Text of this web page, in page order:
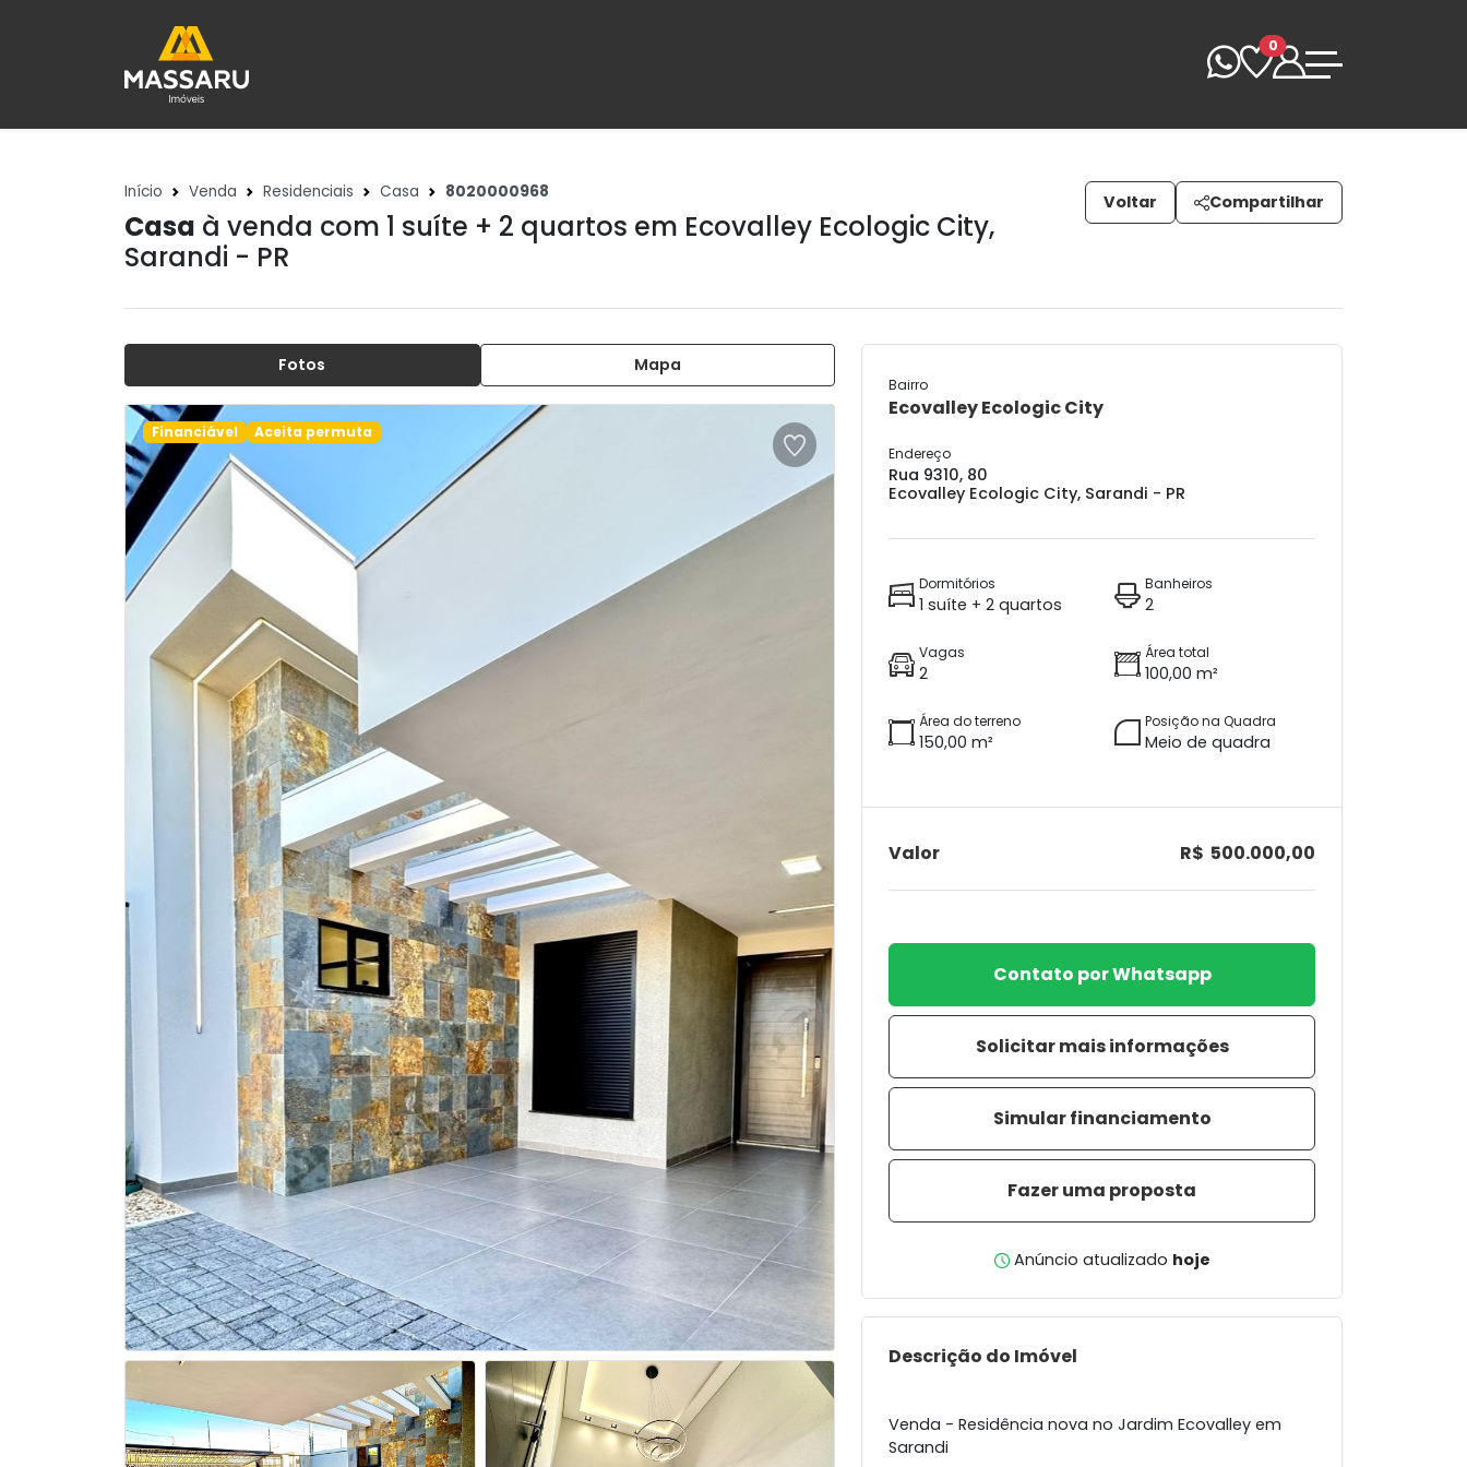
0
Início Venda Residenciais Casa 8020000968
Casa à venda com 1 suíte + 2 quartos em Ecovalley Ecologic City,
Sarandi - PR
Voltar Compartilhar
Fotos Mapa
Financiável Aceita permuta
Bairro
Ecovalley Ecologic City
Endereço
Rua 9310, 80
Ecovalley Ecologic City, Sarandi - PR
Dormitórios
1 suíte + 2 quartos
Banheiros
2
Vagas
2
Área total
100,00 m²
Área do terreno
150,00 m²
Posição na Quadra
Meio de quadra
Valor R$ 500.000,00
Contato por Whatsapp
Solicitar mais informações
Simular financiamento
Fazer uma proposta
Anúncio atualizado hoje
Descrição do Imóvel
Venda - Residência nova no Jardim Ecovalley em
Sarandi